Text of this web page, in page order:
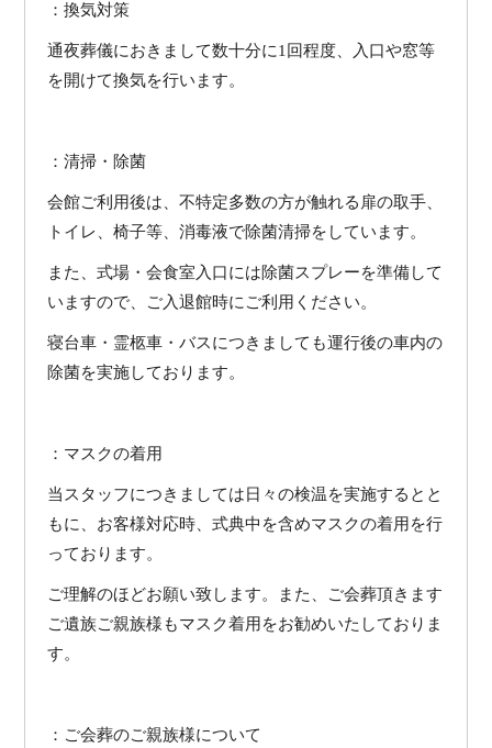
：換気対策
通夜葬儀におきまして数十分に1回程度、入口や窓等
を開けて換気を行います。
：清掃・除菌
会館ご利用後は、不特定多数の方が触れる扉の取手、
トイレ、椅子等、消毒液で除菌清掃をしています。
また、式場・会食室入口には除菌スプレーを準備して
いますので、ご入退館時にご利用ください。
寝台車・霊柩車・バスにつきましても運行後の車内の
除菌を実施しております。
：マスクの着用
当スタッフにつきましては日々の検温を実施するとと
もに、お客様対応時、式典中を含めマスクの着用を行
っております。
ご理解のほどお願い致します。また、ご会葬頂きます
ご遺族ご親族様もマスク着用をお勧めいたしておりま
す。
：ご会葬のご親族様について